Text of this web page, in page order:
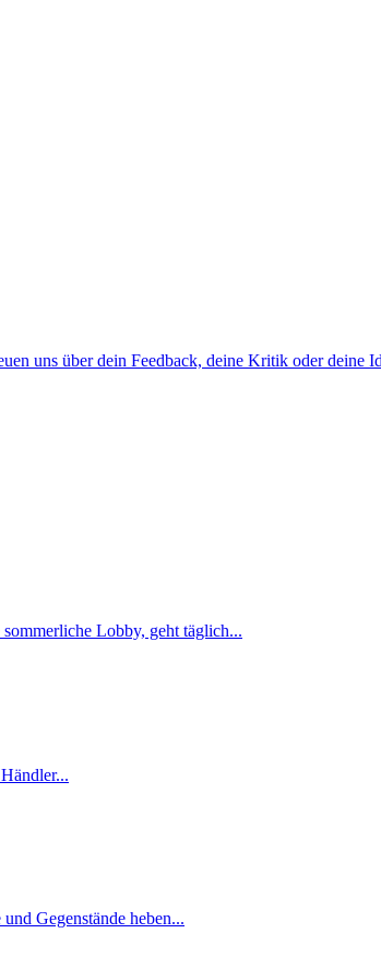
uns über dein Feedback, deine Kritik oder deine
Lobby, geht täglich...
Gegenstände heben...